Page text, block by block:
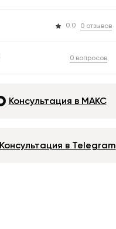
0.0 0 отзывов
0 вопросов
Консультация в МАКС
Консультация в Telegram